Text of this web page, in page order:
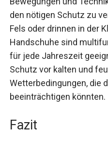
Bewegungen und
dabei den nötigen
draußen am Fels oder
diese Handschuhe sind
einsetzbar und für jede
bieten dir zudem Schutz
Wetterbedingungen, die
Kletterperformance
Fazit